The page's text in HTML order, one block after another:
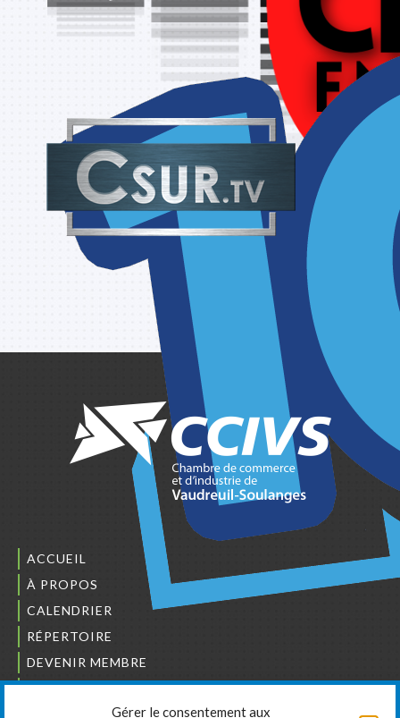
Gérer le consentement aux
ACCUEIL
À PROPOS
CALENDRIER
RÉPERTOIRE
DEVENIR MEMBRE
NOUS JOINDRE
L’ORDRE DES BÂTISSEURS